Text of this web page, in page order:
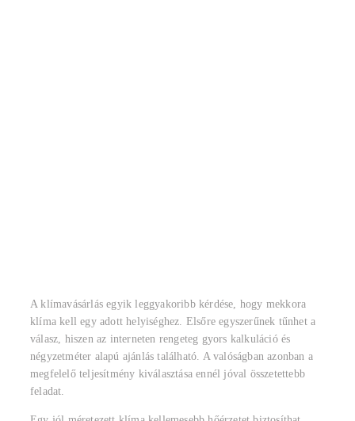
A klímavásárlás egyik leggyakoribb kérdése, hogy mekkora
klíma kell egy adott helyiséghez. Elsőre egyszerűnek tűnhet a
válasz, hiszen az interneten rengeteg gyors kalkuláció és
négyzetméter alapú ajánlás található. A valóságban azonban a
megfelelő teljesítmény kiválasztása ennél jóval összetettebb
feladat.